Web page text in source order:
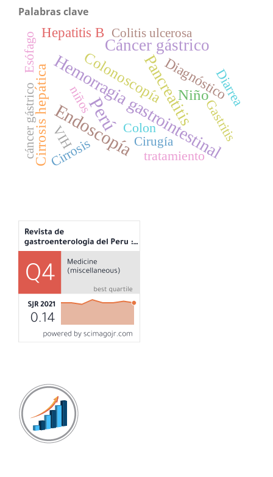
Palabras clave
Perú
Endoscopía
Hemorragia gastrointestinal
Pancreatitis
Cáncer gástrico
Colonoscopía
Cirrosis hepática Niño
Diagnóstico
Hepatitis B
tratamiento
Cirrosis
Colon Gastritis
VIH
Diarrea
Colitis ulcerosa
cáncer gástrico
Esófago
niños
Cirugía